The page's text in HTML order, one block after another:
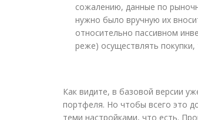
сожалению, данные по
нужно было вручную их
относительно пассивном
реже) осуществлять
Как видите, в базовой версии
портфеля. Но чтобы всего это
теми настройками, что есть.